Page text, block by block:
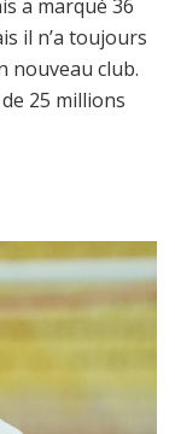
a marqué 36
il n’a toujours
nouveau club.
25 millions